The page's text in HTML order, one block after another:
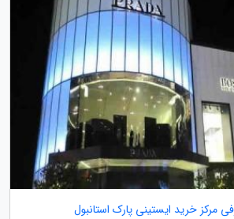
مرکز خرید ایستینی پارک استانبول